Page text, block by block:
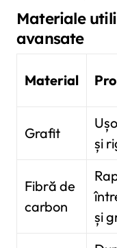
Materiale
avansate
Material
Grafit
și
Fibră de
carbon
și